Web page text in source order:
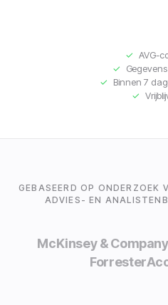
✓ AVG-
✓
✓
Binnen 7
✓
GEBASEERD OP ONDERZOEK
ADVIES- EN
McKinsey & Company
Forrester